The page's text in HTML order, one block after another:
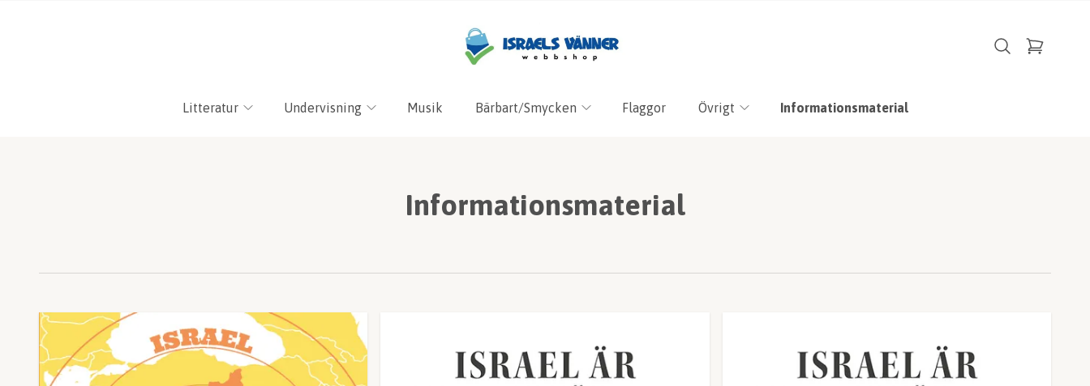
Litteratur Undervisning Musik Bärbart/Smycken Flaggor Övrigt Informationsmaterial
Informationsmaterial